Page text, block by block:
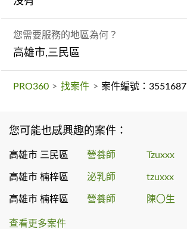
您需要服務的地區為何？
高雄市,三民區
PRO360 > 找案件 > 案件編號：3551687
您可能也感興趣的案件：
高雄市 三民區 營養師 Tzuxxx
高雄市 楠梓區 泌乳師 tzuxxx
高雄市 楠梓區 營養師 陳〇生
查看更多案件